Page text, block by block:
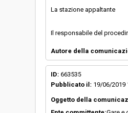
La stazione appaltante
Il responsabile del
Autore della
ID: 663535
Pubblicato il: 19/06/2019
Oggetto della